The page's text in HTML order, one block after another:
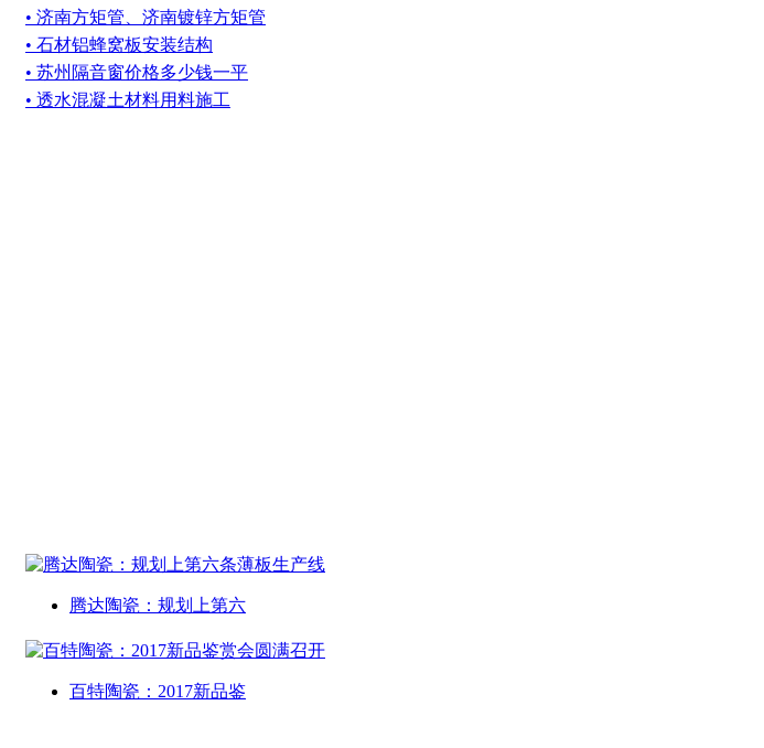
• 济南方矩管、济南镀锌方矩管
• 石材铝蜂窝板安装结构
• 苏州隔音窗价格多少钱一平
• 透水混凝土材料用料施工
腾达陶瓷：规划上第六
百特陶瓷：2017新品鉴